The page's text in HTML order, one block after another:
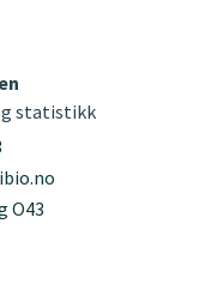
statistikk
O43